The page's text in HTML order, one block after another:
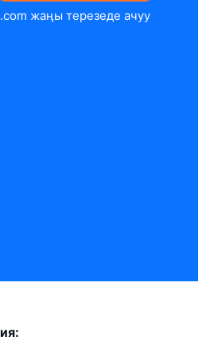
жаңы терезеде ачуу